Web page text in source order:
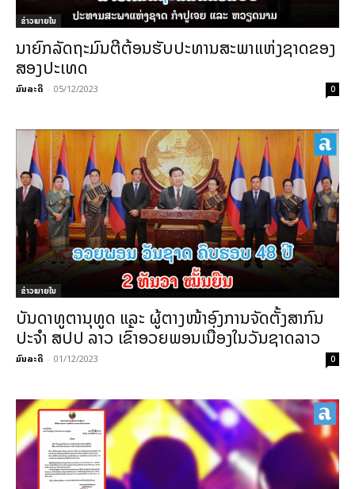
ຂ່າວພາຍ​ໃນ
ນາຍົກລັດຖະມົນຕີຕ້ອນຮັບປະທານສະພາແຫ່ງຊາດຂອງ
ສອງປະເທດ
ມົນລະດີ - 05/12/2023 0
ຂ່າວພາຍ​ໃນ
ບັນດາທູຕານຸທູດ ແລະ ຜູ້ຕາງໜ້າອົງການຈັດຕັ້ງສາກົນ
ປະຈຳ ສປປ ລາວ ເຂົ້າອວຍພອນເນື່ອງໃນວັນຊາດລາວ
ມົນລະດີ - 01/12/2023 0